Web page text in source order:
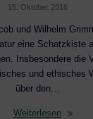
15. Oktober 2016
und Wilhelm
eine Schatzkiste
Insbesondere die
und ethisches
über den…
Weiterlesen